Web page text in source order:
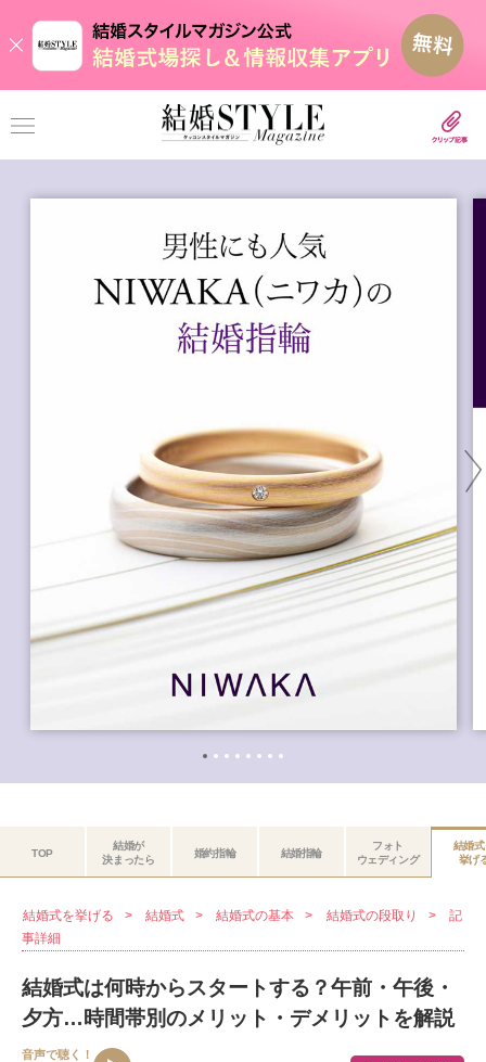
TOP
結婚が
決まったら
婚約指輪 結婚指輪
フォト
ウェディング
結婚
挙げ
結婚式を挙げる 結婚式 結婚式の基本 結婚式の段取り
記
事詳細
結婚式は何時からスタートする？午前・午後・
夕方…時間帯別のメリット・デメリットを解説
音声で聴く！